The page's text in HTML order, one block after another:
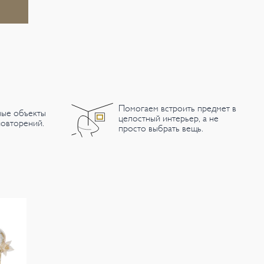
объекты
Помогаем встроить предмет в
целостный интерьер, а не
просто выбрать вещь.